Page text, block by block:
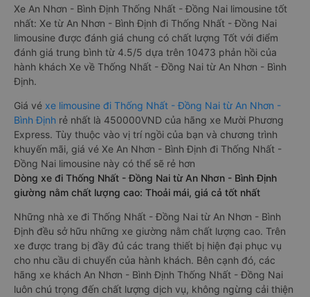
Xe An Nhơn - Bình Định Thống Nhất - Đồng Nai limousine tốt
nhất: Xe từ An Nhơn - Bình Định đi Thống Nhất - Đồng Nai
limousine được đánh giá chung có chất lượng Tốt với điểm
đánh giá trung bình từ 4.5/5 dựa trên 10473 phản hồi của
hành khách Xe về Thống Nhất - Đồng Nai từ An Nhơn - Bình
Định.
Giá vé xe limousine đi Thống Nhất - Đồng Nai từ An Nhơn -
Bình Định rẻ nhất là 450000VND của hãng xe Mười Phương
Express. Tùy thuộc vào vị trí ngồi của bạn và chương trình
khuyến mãi, giá vé Xe An Nhơn - Bình Định đi Thống Nhất -
Đồng Nai limousine này có thể sẽ rẻ hơn
Dòng xe đi Thống Nhất - Đồng Nai từ An Nhơn - Bình Định
giường nằm chất lượng cao: Thoải mái, giá cả tốt nhất
Những nhà xe đi Thống Nhất - Đồng Nai từ An Nhơn - Bình
Định đều sở hữu những xe giường nằm chất lượng cao. Trên
xe được trang bị đầy đủ các trang thiết bị hiện đại phục vụ
cho nhu cầu di chuyển của hành khách. Bên cạnh đó, các
hãng xe khách An Nhơn - Bình Định Thống Nhất - Đồng Nai
luôn chú trọng đến chất lượng dịch vụ, không ngừng cải thiện